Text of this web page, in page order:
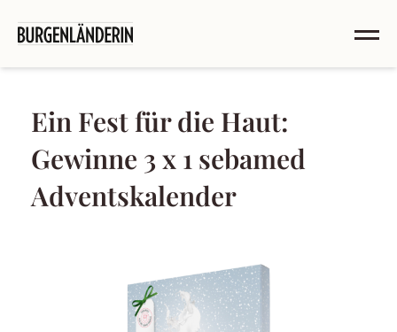
Ein Fest für die Haut:
Gewinne 3 x 1 sebamed
Adventskalender